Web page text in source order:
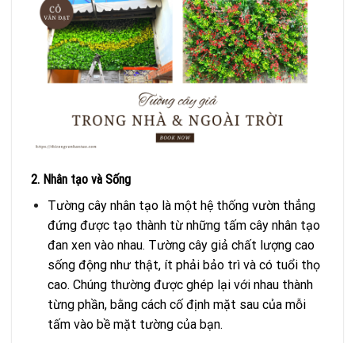
2. Nhân tạo và Sống
Tường cây nhân tạo là một hệ thống vườn thẳng
đứng được tạo thành từ những tấm cây nhân tạo
đan xen vào nhau. Tường cây giả chất lượng cao
sống động như thật, ít phải bảo trì và có tuổi thọ
cao. Chúng thường được ghép lại với nhau thành
từng phần, bằng cách cố định mặt sau của mỗi
tấm vào bề mặt tường của bạn.